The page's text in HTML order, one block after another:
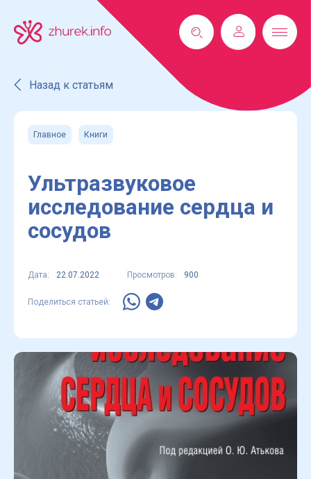
Назад к статьям
Главное Книги
Ультразвуковое
исследование сердца и
сосудов
Дата: 22.07.2022 Просмотров: 900
Поделиться статьей: